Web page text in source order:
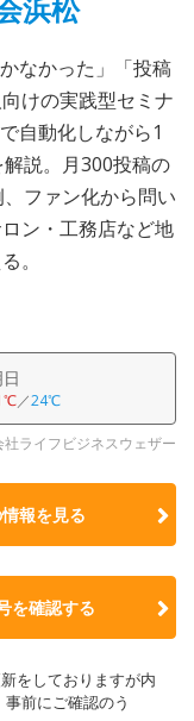
浜松
なかった」「投稿
けの実践型セミナ
自動化しながら1
説。月300投稿の
ファン化から問い
ン・工務店など地
。
／24℃
ライフビジネスウェザー
情報を見る
を確認する
をしておりますが内
前にご確認のう